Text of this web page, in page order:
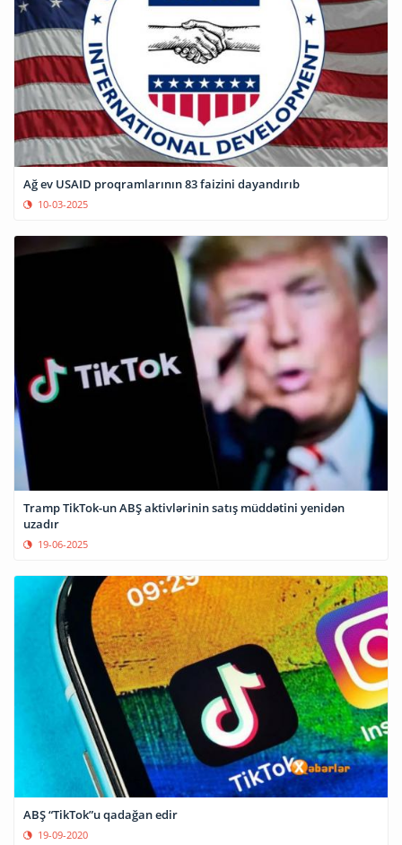
Ağ ev USAID proqramlarının 83 faizini dayandırıb
10-03-2025
Tramp TikTok-un ABŞ aktivlərinin satış müddətini yenidən
uzadır
19-06-2025
ABŞ “TikTok”u qadağan edir
19-09-2020